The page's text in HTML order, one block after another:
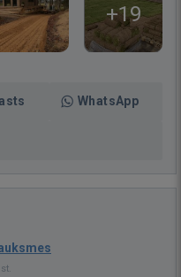
+19
WhatsApp